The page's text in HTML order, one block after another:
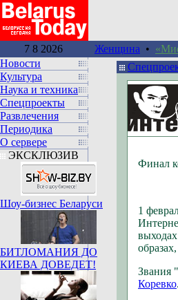
7 8 2026 Женщина •
Новости
Культура
Наука и техника
Спецпроекты
Развлечения
Периодика
О сервере
ЭКСКЛЮЗИВ
Шоу-бизнес Беларуси
БИТЛОМАНИЯ ДО
КИЕВА ДОВЕДЕТ!
Финал
1
Звания
Коревко.